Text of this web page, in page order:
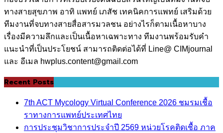
ทางสายสุขภาพ อาทิ แพทย์ เภสัช เทคนิคการแพทย์ เสริมด้วย
ทีมงานที่จบทางสายสื่อสารมวลชน อย่างไรก็ตามเนื้อหาบาง
เรื่องมีความลึกและเป็นเนื้อหาเฉพาะทาง ทีมงานพร้อมรับคำ
แนะนำที่เป็นประโยชน์ สามารถติดต่อได้ที่ Line@ CIMjournal
และ อีเมล hwplus.content@gmail.com
Recent Posts
7th ACT Mycology Virtual Conference 2026 ชมรมเชื้อ
ราทางการแพทย์ประเทศไทย
การประชุมวิชาการประจำปี 2569 หน่วยโรคติดเชื้อ ภาค